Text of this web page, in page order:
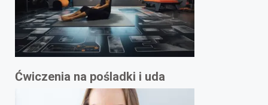
Ćwiczenia na pośladki i uda